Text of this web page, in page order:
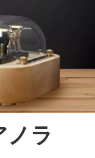
ノラ